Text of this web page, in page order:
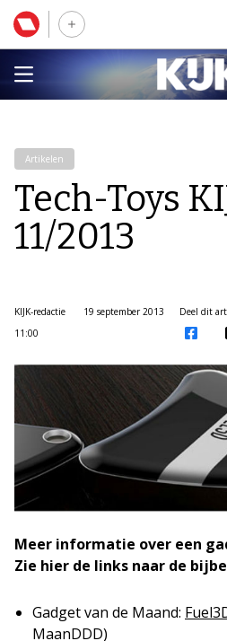
Artikelen
Tech-Toys
11/2013
KIJK-redactie
19 september 2013
11:00
Deel dit
Meer informatie over een
Zie hier de links naar de
Gadget van de Maand:
MaanDDD)